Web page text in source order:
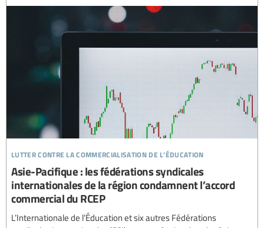
lutter contre la commercialisation de l’éducation
Asie-Pacifique : les fédérations syndicales
internationales de la région condamnent l’accord
commercial du RCEP
L’Internationale de l’Éducation et six autres Fédérations